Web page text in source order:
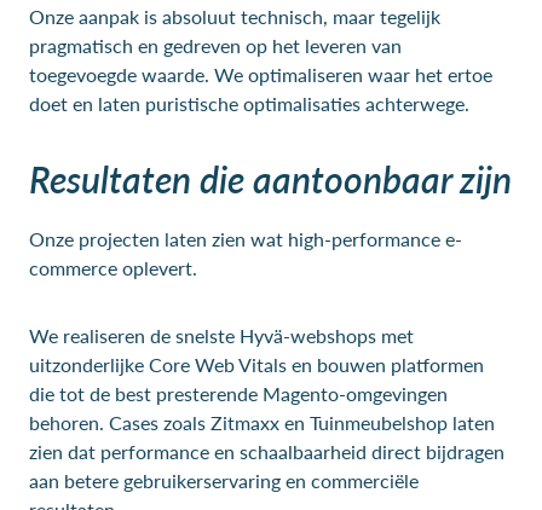
Onze aanpak is absoluut technisch, maar tegelijk
pragmatisch en gedreven op het leveren van
toegevoegde waarde. We optimaliseren waar het ertoe
doet en laten puristische optimalisaties achterwege.
Resultaten die aantoonbaar zijn
Onze projecten laten zien wat high-performance e-
commerce oplevert.
We realiseren de snelste Hyvä-webshops met
uitzonderlijke Core Web Vitals en bouwen platformen
die tot de best presterende Magento-omgevingen
behoren. Cases zoals Zitmaxx en Tuinmeubelshop laten
zien dat performance en schaalbaarheid direct bijdragen
aan betere gebruikerservaring en commerciële